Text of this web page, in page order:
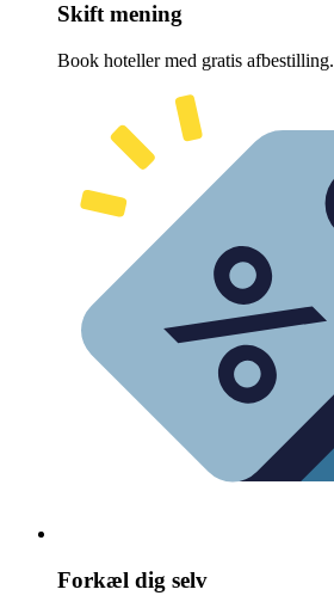
Skift mening
Book hoteller med gratis afbestilling.
Forkæl dig selv